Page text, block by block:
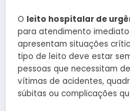
O leito hospitalar de
para atendimento
apresentam situações
tipo de leito deve estar
pessoas que necessitam
vítimas de acidentes,
súbitas ou complicações